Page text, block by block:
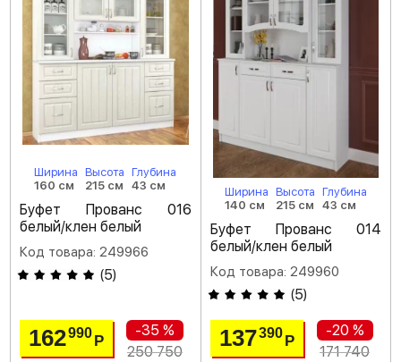
Ширина
160 см
Высота
215 см
Глубина
43 см
Буфет Прованс 016
белый/клен белый
Код товара: 249966
(5)
162990 Р
-35 %
250 750
Ширина
140 см
Высота
215 см
Глубина
43 см
Буфет Прованс 014
белый/клен белый
Код товара: 249960
(5)
137390 Р
-20 %
171 740